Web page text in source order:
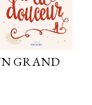
GRAND